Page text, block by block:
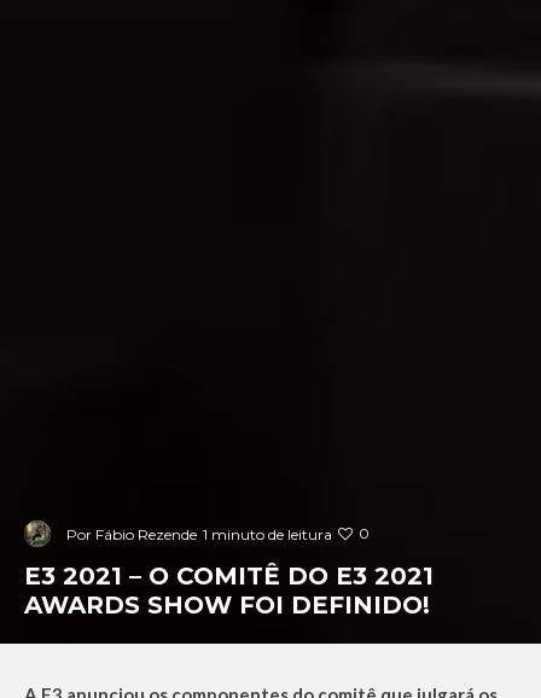
Por Fábio Rezende 1 minuto de leitura 0
E3 2021 – O COMITÊ DO E3 2021
AWARDS SHOW FOI DEFINIDO!